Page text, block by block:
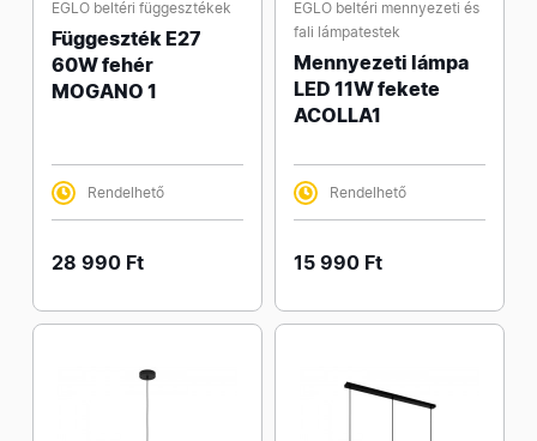
EGLO beltéri függesztékek
Függeszték E27
60W fehér
MOGANO 1
Rendelhető
28 990 Ft
EGLO beltéri mennyezeti és
fali lámpatestek
Mennyezeti lámpa
LED 11W fekete
ACOLLA1
Rendelhető
15 990 Ft